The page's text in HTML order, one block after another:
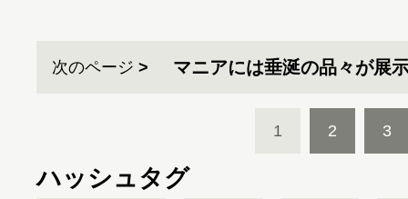
次のページ マニアには垂涎の品々が展
1 2 3
ハッシュタグ